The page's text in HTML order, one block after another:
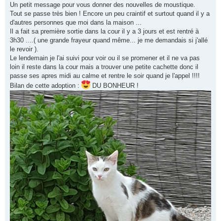
s
a
g
Un petit message pour vous donner des nouvelles de moustique.
Tout se passe très bien ! Encore un peu craintif et surtout quand il y a
d'autres personnes que moi dans la maison ...
Il a fait sa première sortie dans la cour il y a 3 jours et est rentré à
3h30 ....( une grande frayeur quand même... je me demandais si j'allé
le revoir ).
Le lendemain je l'ai suivi pour voir ou il se promener et il ne va pas
loin il reste dans la cour mais a trouver une petite cachette donc il
passe ses apres midi au calme et rentre le soir quand je l'appel !!!!
Bilan de cette adoption :
DU BONHEUR !